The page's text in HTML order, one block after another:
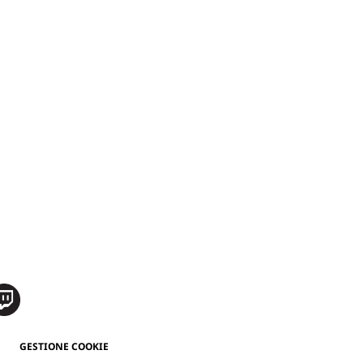
GESTIONE COOKIE